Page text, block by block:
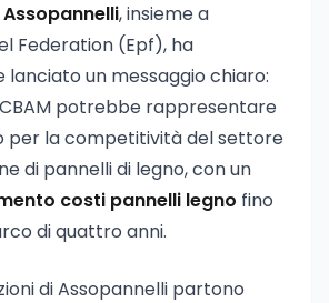
Assopannelli, insieme a
Federation (Epf), ha
un messaggio chiaro:
CBAM potrebbe rappresentare
per la competitività del settore
di pannelli di legno, con un
costi pannelli legno fino
di quattro anni.
di Assopannelli partono